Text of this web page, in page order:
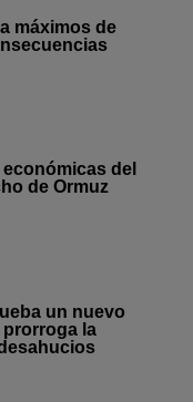
máximos de
del
de Ormuz
un nuevo
la